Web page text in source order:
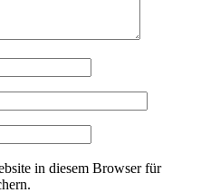
in diesem Browser für